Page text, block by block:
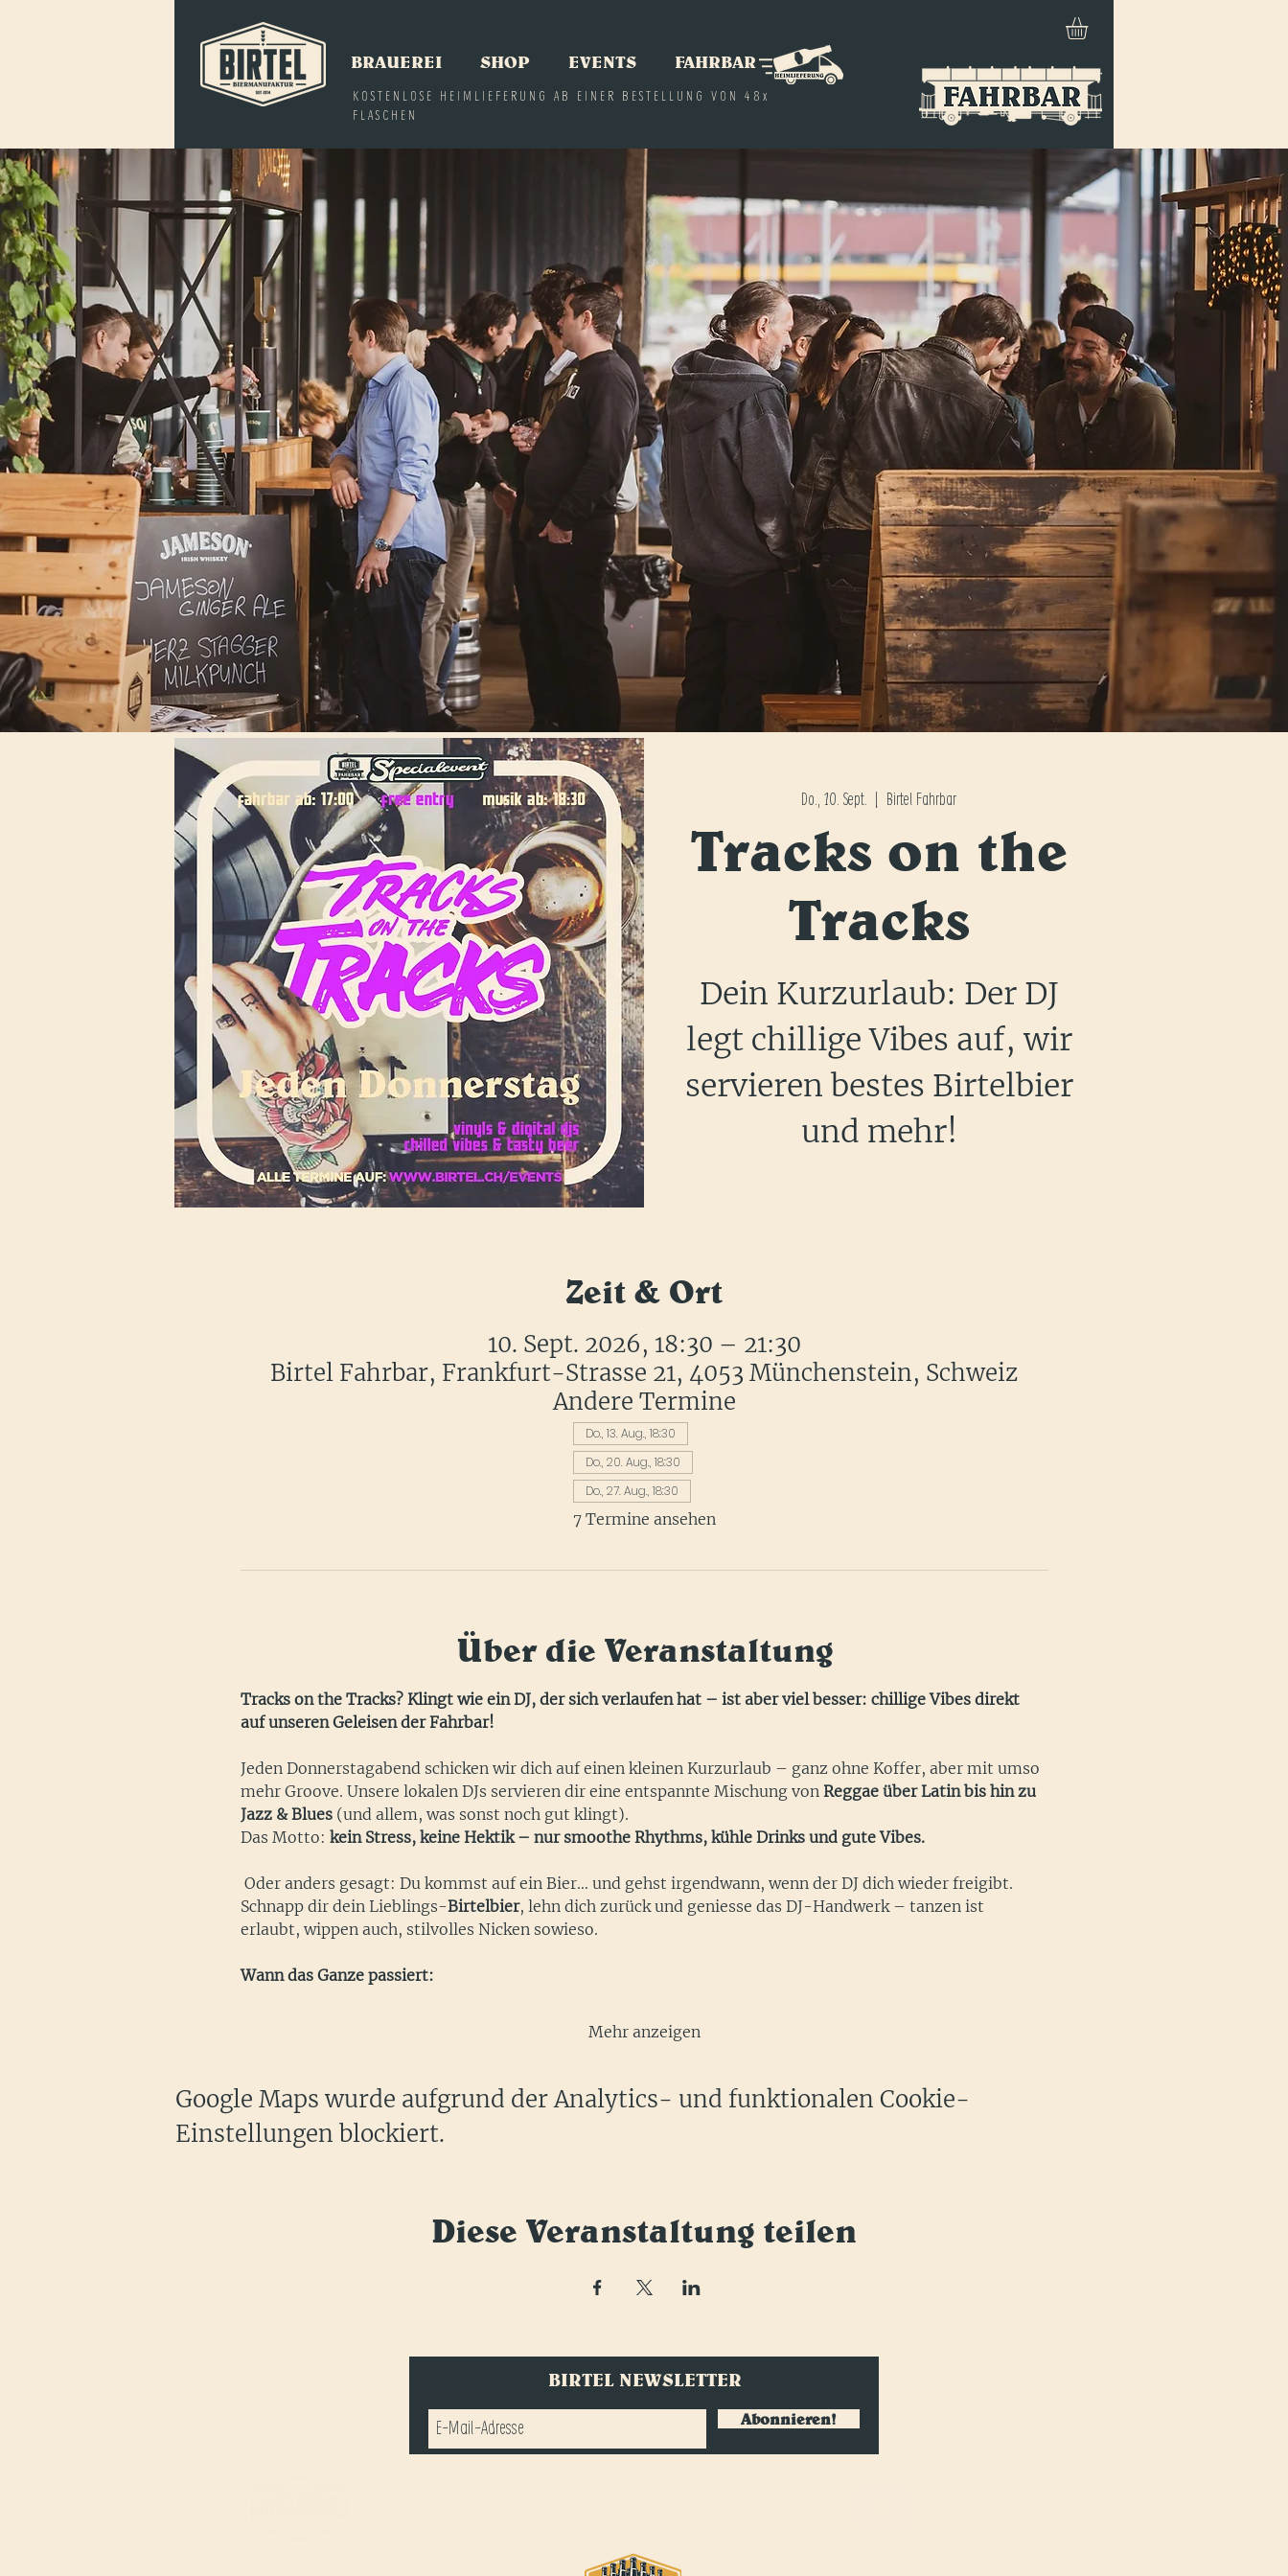
BRAUEREI SHOP EVENTS FAHRBAR
KOSTENLOSE HEIMLIEFERUNG AB EINER BESTELLUNG VON 48x
FLASCHEN
Do., 10. Sept. Birtel Fahrbar
Tracks on the
Tracks
Dein Kurzurlaub: Der DJ
legt chillige Vibes auf, wir
servieren bestes Birtelbier
und mehr!
Zeit & Ort
10. Sept. 2026, 18:30 – 21:30
Birtel Fahrbar, Frankfurt-Strasse 21, 4053 Münchenstein, Schweiz
Andere Termine
Do., 13. Aug., 18:30
Do., 20. Aug., 18:30
Do., 27. Aug., 18:30
7 Termine ansehen
Über die Veranstaltung
Tracks on the Tracks? Klingt wie ein DJ, der sich verlaufen hat – ist aber viel besser: chillige Vibes direkt
auf unseren Geleisen der Fahrbar!
Jeden Donnerstagabend schicken wir dich auf einen kleinen Kurzurlaub – ganz ohne Koffer, aber mit umso
mehr Groove. Unsere lokalen DJs servieren dir eine entspannte Mischung von Reggae über Latin bis hin zu
Jazz & Blues (und allem, was sonst noch gut klingt).
Das Motto: kein Stress, keine Hektik – nur smoothe Rhythms, kühle Drinks und gute Vibes.
Oder anders gesagt: Du kommst auf ein Bier… und gehst irgendwann, wenn der DJ dich wieder freigibt.
Schnapp dir dein Lieblings-Birtelbier, lehn dich zurück und geniesse das DJ-Handwerk – tanzen ist
erlaubt, wippen auch, stilvolles Nicken sowieso.
Wann das Ganze passiert:
Mehr anzeigen
Google Maps wurde aufgrund der Analytics- und funktionalen Cookie-
Einstellungen blockiert.
Diese Veranstaltung teilen
BIRTEL NEWSLETTER
Abonnieren!